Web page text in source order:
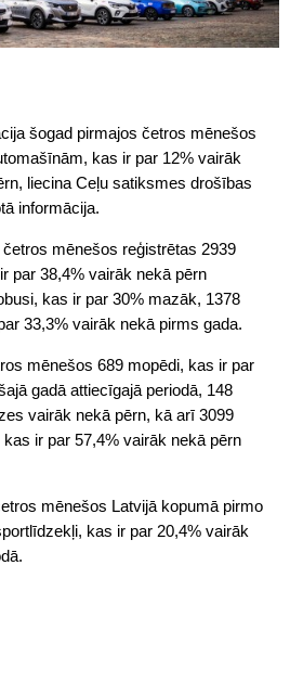
šogad pirmajos četros mēnešos
kas ir par 12% vairāk
liecina Ceļu satiksmes drošības
informācija.
mēnešos reģistrētas 2939
par 38,4% vairāk nekā pērn
kas ir par 30% mazāk, 1378
33,3% vairāk nekā pirms gada.
mēnešos 689 mopēdi, kas ir par
gadā attiecīgajā periodā, 148
vairāk nekā pērn, kā arī 3099
ir par 57,4% vairāk nekā pērn
mēnešos Latvijā kopumā pirmo
kas ir par 20,4% vairāk